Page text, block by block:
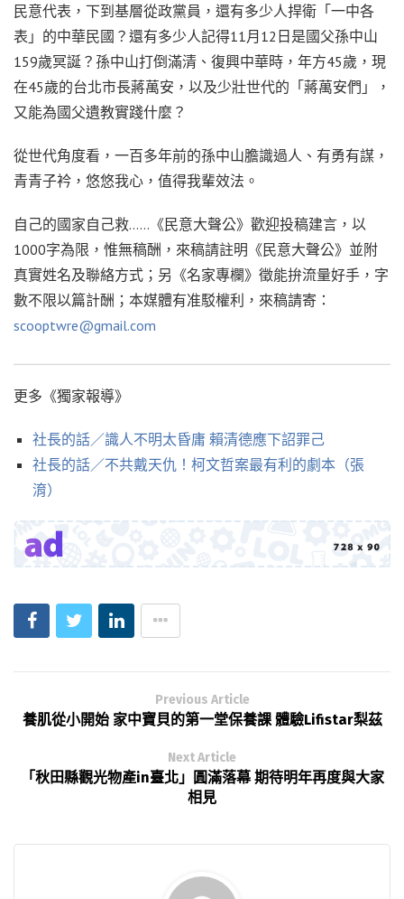
民意代表，下到基層從政黨員，還有多少人捍衛「一中各
表」的中華民國？還有多少人記得11月12日是國父孫中山
159歲冥誕？孫中山打倒滿清、復興中華時，年方45歲，現
在45歲的台北市長蔣萬安，以及少壯世代的「蔣萬安們」，
又能為國父遺教實踐什麼？
從世代角度看，一百多年前的孫中山膽識過人、有勇有謀，
青青子衿，悠悠我心，值得我輩效法。
自己的國家自己救……《民意大聲公》歡迎投稿建言，以
1000字為限，惟無稿酬，來稿請註明《民意大聲公》並附
真實姓名及聯絡方式；另《名家專欄》徵能拚流量好手，字
數不限以篇計酬；本媒體有准駁權利，來稿請寄：
scooptwre@gmail.com
更多《獨家報導》
社長的話／識人不明太昏庸 賴清德應下詔罪己
社長的話／不共戴天仇！柯文哲案最有利的劇本（張
淯）
Previous Article
養肌從小開始 家中寶貝的第一堂保養課 體驗Lifistar梨茲
Next Article
「秋田縣觀光物產in臺北」圓滿落幕 期待明年再度與大家
相見